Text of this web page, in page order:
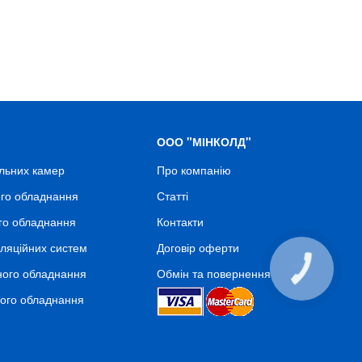
камер
обладнання
обладнання
систем
обладнання
обладнання
ООО "МІНКОЛД"
Про компанію
Статті
Контакти
Договір оферти
Обмін та повернення
КНОПКА
СВЯЗИ